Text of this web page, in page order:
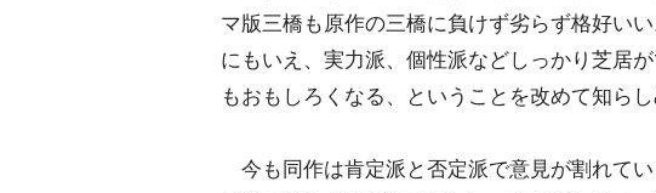
マ版三橋も原作の三橋に負けず劣らず格好い
にもいえ、実力派、個性派などしっかり芝居
もおもしろくなる、ということを改めて知らし
今も同作は肯定派と否定派で意見が割れて